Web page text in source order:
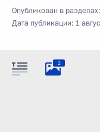
Опубликован в разделах:
Дата публикации: 1
2